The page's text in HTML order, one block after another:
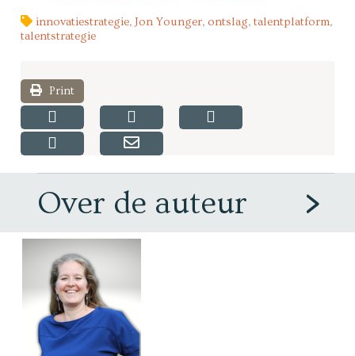
innovatiestrategie,Jon Younger,ontslag,talentplatform,
talentstrategie
Print
Over de auteur